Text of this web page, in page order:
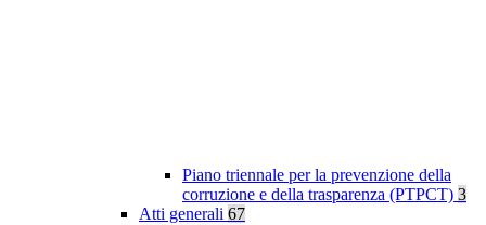
Piano triennale per la prevenzione della
corruzione e della trasparenza (PTPCT) 3
Atti generali 67